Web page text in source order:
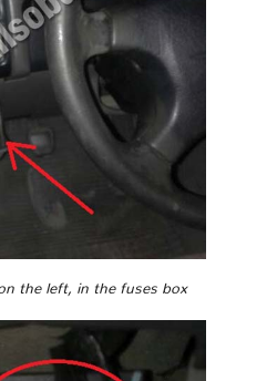
the left, in the fuses box